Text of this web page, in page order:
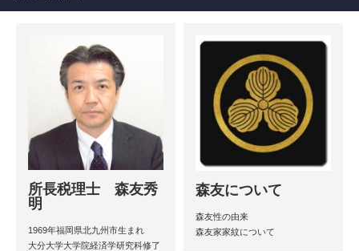
所長税理士 森友秀
明
1969年福岡県北九州市生まれ
大分大学大学院経済学研究科修了
森友について
森友性の由来
森友家家紋について